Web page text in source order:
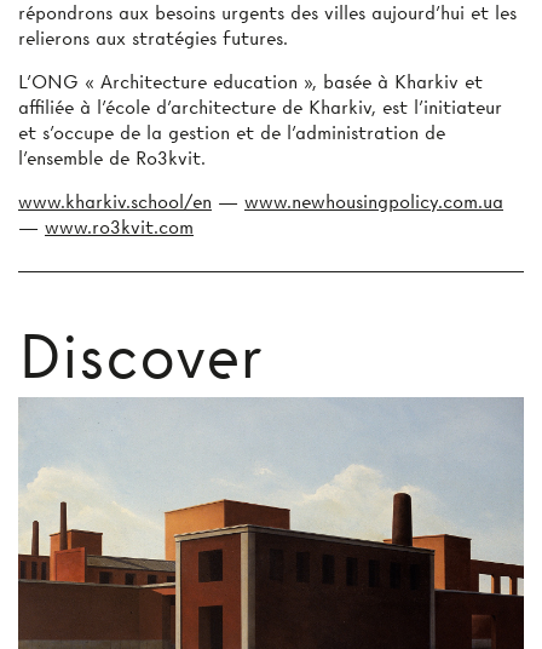
répondrons aux besoins urgents des villes aujourd’hui et les
relierons aux stratégies futures.
L’ONG « Architecture education », basée à Kharkiv et
affiliée à l’école d’architecture de Kharkiv, est l’initiateur
et s’occupe de la gestion et de l’administration de
l’ensemble de Ro3kvit.
www.kharkiv.school/en — www.newhousingpolicy.com.ua
— www.ro3kvit.com
Discover